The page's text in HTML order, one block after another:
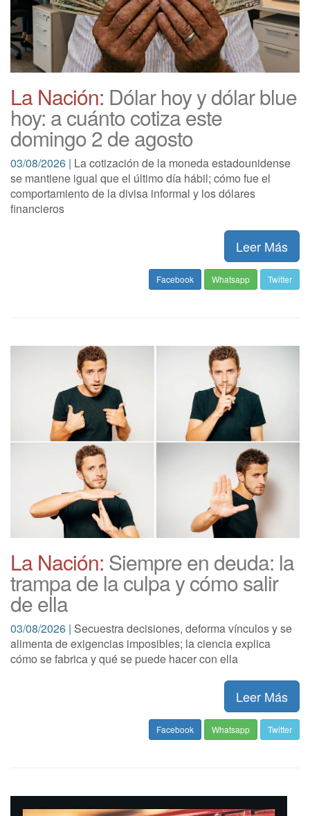
La Nación: Dólar hoy y dólar blue
hoy: a cuánto cotiza este
domingo 2 de agosto
03/08/2026 | La cotización de la moneda estadounidense
se mantiene igual que el último día hábil; cómo fue el
comportamiento de la divisa informal y los dólares
financieros
Leer Más
Facebook Whatsapp Twitter
La Nación: Siempre en deuda: la
trampa de la culpa y cómo salir
de ella
03/08/2026 | Secuestra decisiones, deforma vínculos y se
alimenta de exigencias imposibles; la ciencia explica
cómo se fabrica y qué se puede hacer con ella
Leer Más
Facebook Whatsapp Twitter